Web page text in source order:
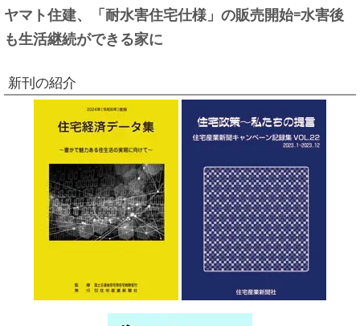
ヤマト住建、「耐水害住宅仕様」の販売開始=水害後
も生活継続ができる家に
新刊の紹介